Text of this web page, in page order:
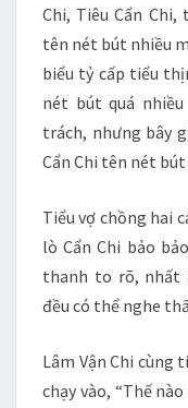
Chi, Tiêu Cẩn
tên nét bút nhiều
biểu tỷ cấp tiểu
nét bút quá
trách, nhưng bây
Cẩn Chi tên nét
Tiểu vợ chồng hai
lò Cẩn Chi bảo
thanh to rõ, nhất
đều có thể nghe
Lâm Vận Chi cùng
chạy vào, “Thế